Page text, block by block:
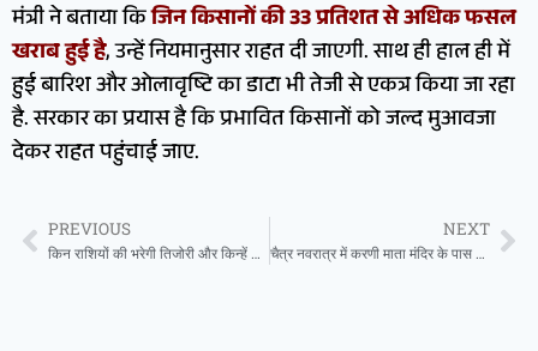
मंत्री ने बताया किजिन किसानों की 33 प्रतिशत से अधिक फसल
खराब हुई है, उन्हें नियमानुसार राहत दी जाएगी. साथ ही हाल ही में
हुई बारिश और ओलावृष्टि का डाटा भी तेजी से एकत्र किया जा रहा
है. सरकार का प्रयास है कि प्रभावित किसानों को जल्द मुआवजा
देकर राहत पहुंचाई जाए.
PREVIOUS
किन राशियों की भरेगी तिजोरी और किन्हें मिलेगा सुकून? जानें अपना राशिफल
NEXT
चैत्र नवरात्र में करणी माता मंदिर के पास पहुंची बाघिन, भक्त इसे मान रहे दैवीय घटना !